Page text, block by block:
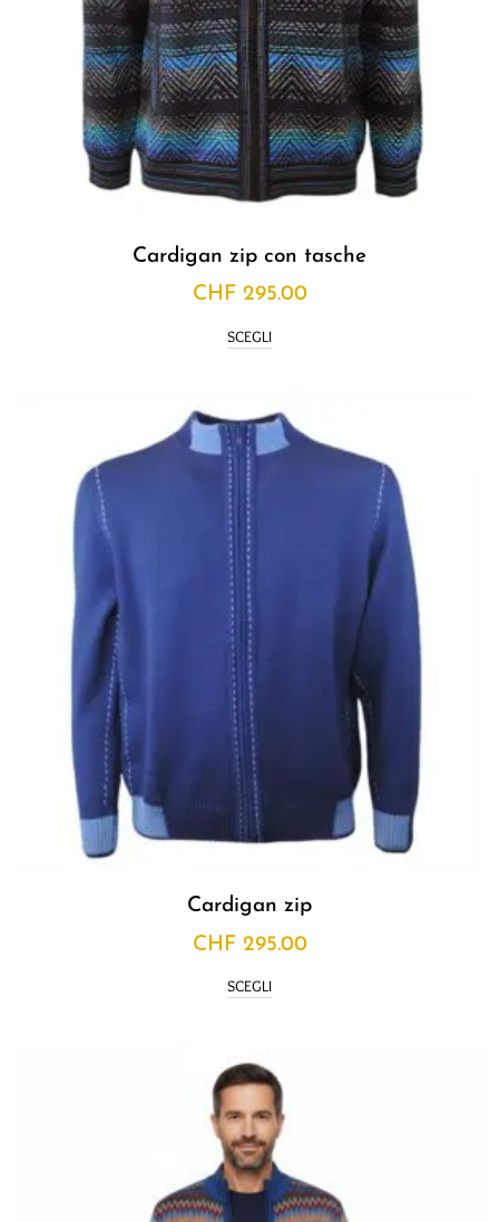
Cardigan zip con tasche
CHF 295.00
SCEGLI
Cardigan zip
CHF 295.00
SCEGLI